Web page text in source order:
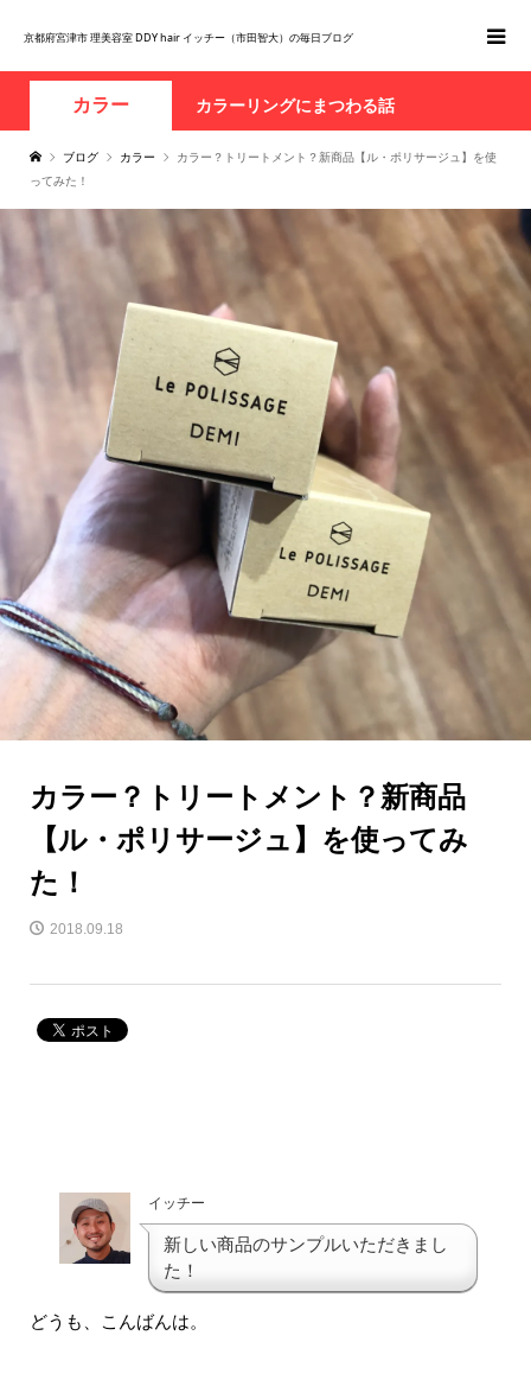
京都府宮津市 理美容室 DDY hair イッチー（市田智大）の毎日ブログ
カラー カラーリングにまつわる話
ブログ カラー
カラー？トリートメント？新商品【ル・ポリサージュ】を使
ってみた！
カラー？トリートメント？新商品
【ル・ポリサージュ】を使ってみ
た！
2018.09.18
イッチー
新しい商品のサンプルいただきまし
た！
どうも、こんばんは。